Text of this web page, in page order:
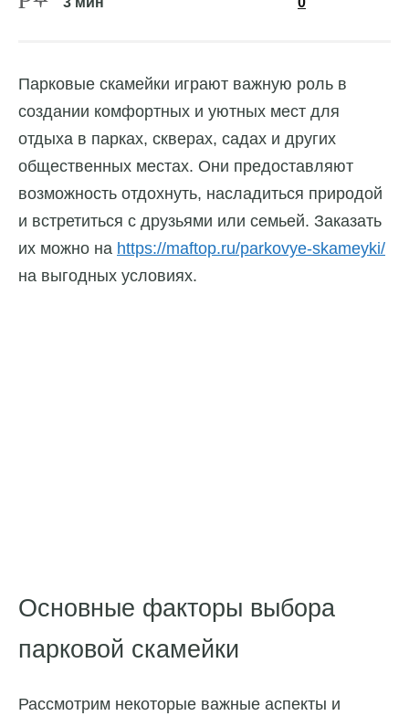
Парковые скамейки играют важную роль в
создании комфортных и уютных мест для
отдыха в парках, скверах, садах и других
общественных местах. Они предоставляют
возможность отдохнуть, насладиться природой
и встретиться с друзьями или семьей. Заказать
их можно на https://maftop.ru/parkovye-skameyki/
на выгодных условиях.
Основные факторы выбора
парковой скамейки
Рассмотрим некоторые важные аспекты и